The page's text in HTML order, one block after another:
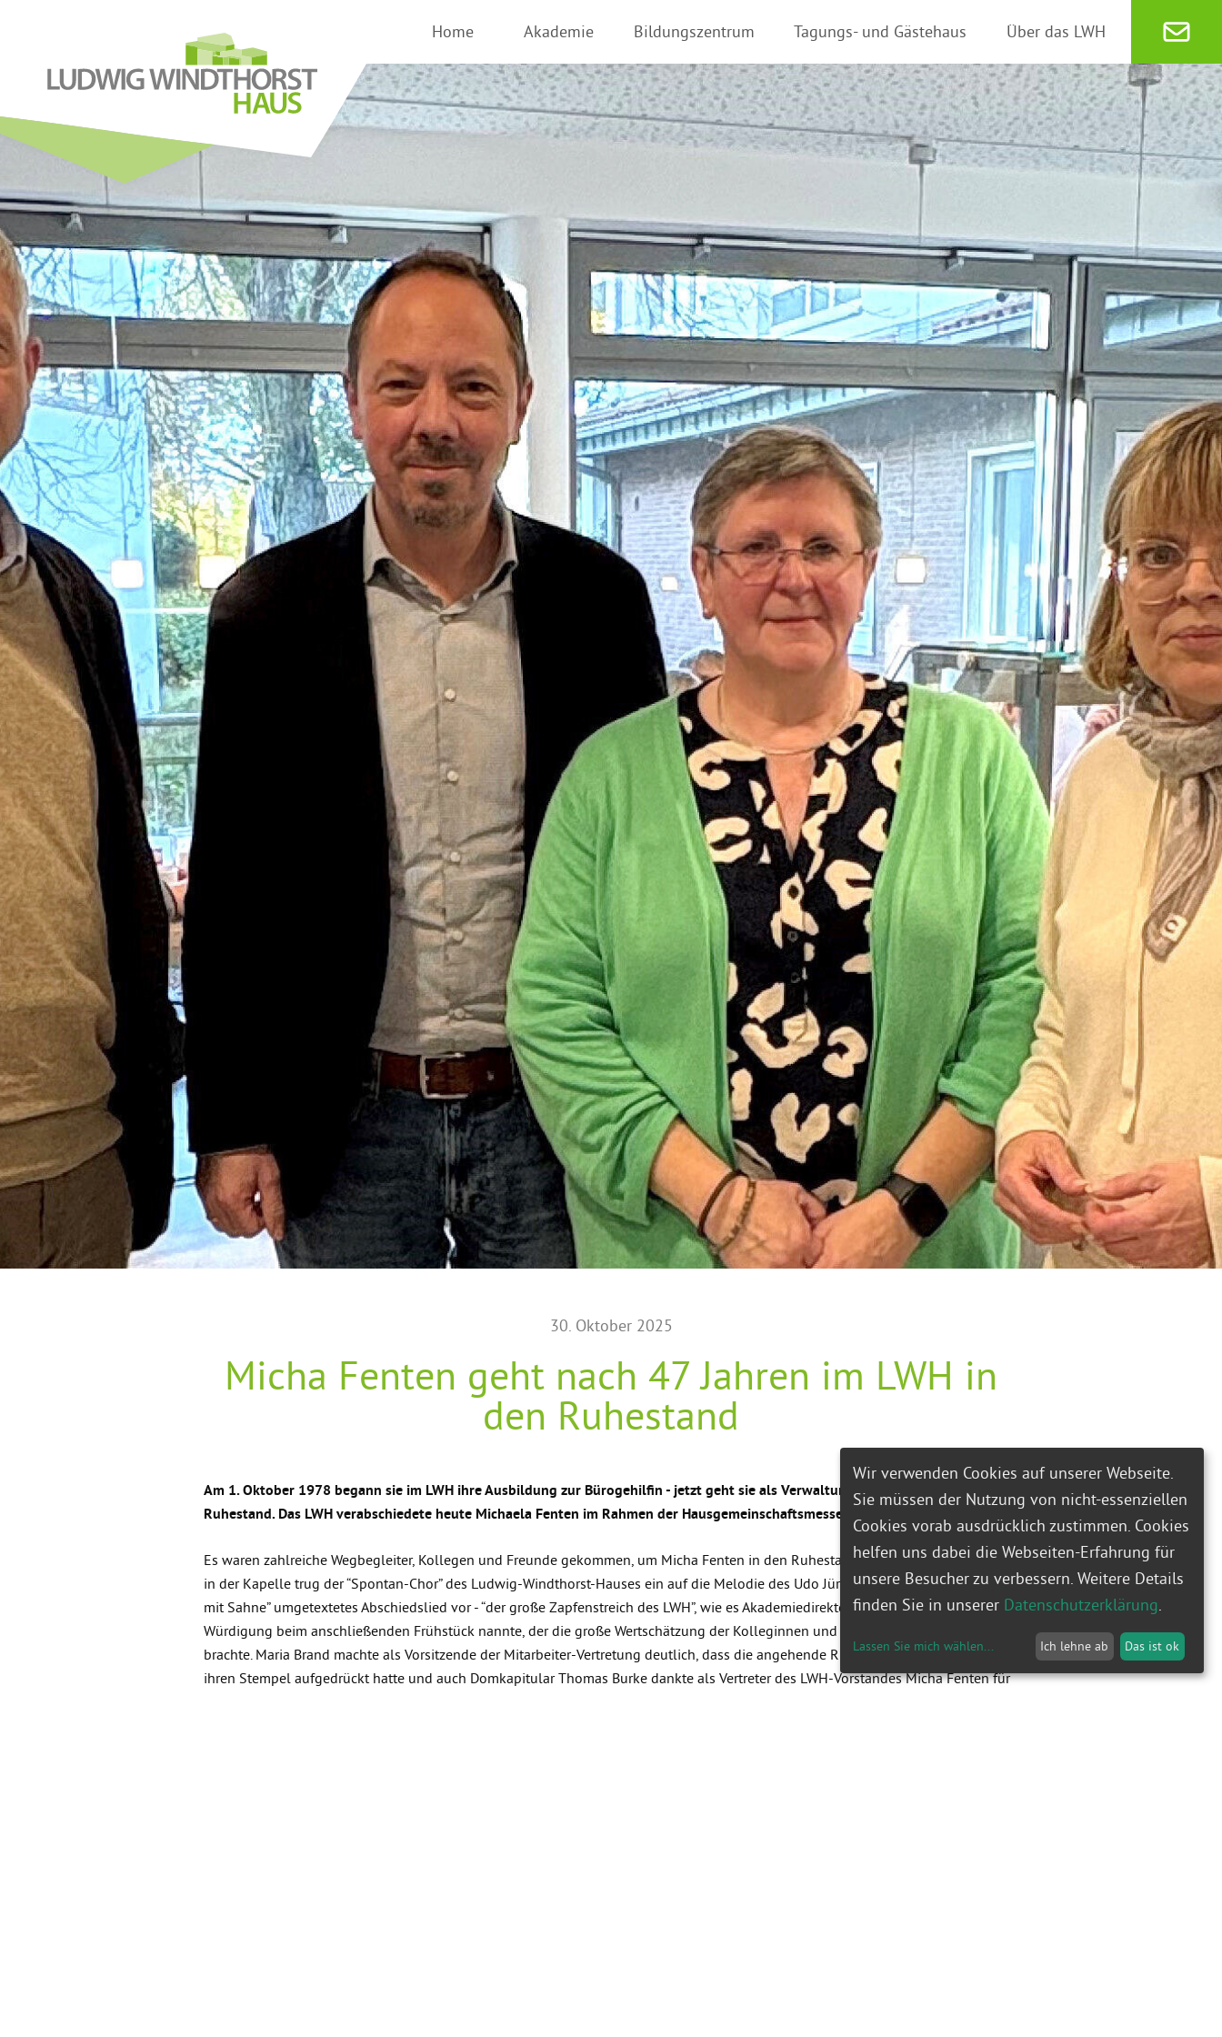
Home Akademie Bildungszentrum Tagungs- und Gästehaus Über das LWH
30. Oktober 2025
Micha Fenten geht nach 47 Jahren im LWH in
den Ruhestand
Am 1. Oktober 1978 begann sie im LWH ihre Ausbildung zur Bürogehilfin - jetzt geht sie als Verwaltungsleiterin in den
Ruhestand. Das LWH verabschiedete heute Michaela Fenten im Rahmen der Hausgemeinschaftsmesse.
Es waren zahlreiche Wegbegleiter, Kollegen und Freunde gekommen, um Micha Fenten in den Ruhestand zu verabschieden. Noch
in der Kapelle trug der “Spontan-Chor” des Ludwig-Windthorst-Hauses ein auf die Melodie des Udo Jürgens-Schlager “Aber bitte
mit Sahne” umgetextetes Abschiedslied vor - “der große Zapfenstreich des LWH”, wie es Akademiedirektor Marcel Speker in seiner
Würdigung beim anschließenden Frühstück nannte, der die große Wertschätzung der Kolleginnen und Kollegen zum Ausdruck
brachte. Maria Brand machte als Vorsitzende der Mitarbeiter-Vertretung deutlich, dass die angehende Ruheständlerin dem LWH
ihren Stempel aufgedrückt hatte und auch Domkapitular Thomas Burke dankte als Vertreter des LWH-Vorstandes Micha Fenten für
Wir verwenden Cookies auf unserer Webseite.
Sie müssen der Nutzung von nicht-essenziellen
Cookies vorab ausdrücklich zustimmen. Cookies
helfen uns dabei die Webseiten-Erfahrung für
unsere Besucher zu verbessern. Weitere Details
finden Sie in unserer Datenschutzerklärung.
Lassen Sie mich wählen... Ich lehne ab Das ist ok